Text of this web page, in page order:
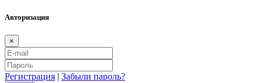
Авторизация
×
Регистрация | Забыли пароль?